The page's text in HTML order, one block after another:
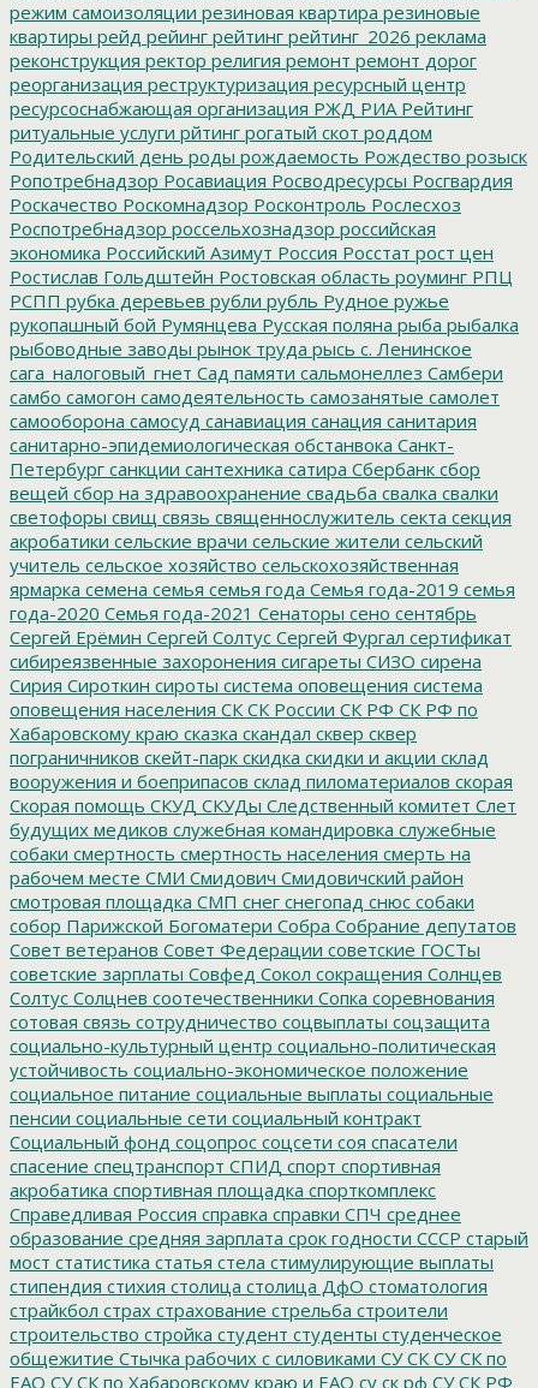
режим самоизоляции резиновая квартира резиновые
квартиры рейд рейинг рейтинг рейтинг_2026 реклама
реконструкция ректор религия ремонт ремонт дорог
реорганизация реструктуризация ресурсный центр
ресурсоснабжающая организация РЖД РИА Рейтинг
ритуальные услуги рйтинг рогатый скот роддом
Родительский день роды рождаемость Рождество розыск
Ропотребнадзор Росавиация Росводресурсы Росгвардия
Роскачество Роскомнадзор Росконтроль Рослесхоз
Роспотребнадзор россельхознадзор российская
экономика Российский Азимут Россия Росстат рост цен
Ростислав Гольдштейн Ростовская область роуминг РПЦ
РСПП рубка деревьев рубли рубль Рудное ружье
рукопашный бой Румянцева Русская поляна рыба рыбалка
рыбоводные заводы рынок труда рысь с. Ленинское
сага_налоговый_гнет Сад памяти сальмонеллез Самбери
самбо самогон самодеятельность самозанятые самолет
самооборона самосуд санавиация санация санитария
санитарно-эпидемиологическая обстанвока Санкт-
Петербург санкции сантехника сатира Сбербанк сбор
вещей сбор на здравоохранение свадьба свалка свалки
светофоры свищ связь священнослужитель секта секция
акробатики сельские врачи сельские жители сельский
учитель сельское хозяйство сельскохозяйственная
ярмарка семена семья семья года Семья года-2019 семья
года-2020 Семья года-2021 Сенаторы сено сентябрь
Сергей Ерёмин Сергей Солтус Сергей Фургал сертификат
сибиреязвенные захоронения сигареты СИЗО сирена
Сирия Сироткин сироты система оповещения система
оповещения населения СК СК России СК РФ СК РФ по
Хабаровскому краю сказка скандал сквер сквер
пограничников скейт-парк скидка скидки и акции склад
вооружения и боеприпасов склад пиломатериалов скорая
Скорая помощь СКУД СКУДы Следственный комитет Слет
будущих медиков служебная командировка служебные
собаки смертность смертность населения смерть на
рабочем месте СМИ Смидович Смидовичский район
смотровая площадка СМП снег снегопад снюс собаки
собор Парижской Богоматери Собра Собрание депутатов
Совет ветеранов Совет Федерации советские ГОСТы
советские зарплаты Совфед Сокол сокращения Солнцев
Солтус Солцнев соотечественники Сопка соревнования
сотовая связь сотрудничество соцвыплаты соцзащита
социально-культурный центр социально-политическая
устойчивость социально-экономическое положение
социальное питание социальные выплаты социальные
пенсии социальные сети социальный контракт
Социальный фонд соцопрос соцсети соя спасатели
спасение спецтранспорт СПИД спорт спортивная
акробатика спортивная площадка спорткомплекс
Справедливая Россия справка справки СПЧ среднее
образование средняя зарплата срок годности СССР старый
мост статистика статья стела стимулирующие выплаты
стипендия стихия столица столица ДфО стоматология
страйкбол страх страхование стрельба строители
строительство стройка студент студенты студенческое
общежитие Стычка рабочих с силовиками СУ СК СУ СК по
ЕАО СУ СК по Хабаровскому краю и ЕАО су ск рф СУ СК РФ